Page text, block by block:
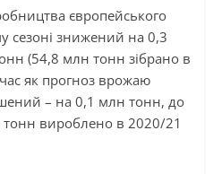
європейського
сезоні знижений на 0,3
(54,8 млн тонн зібрано в
як прогноз врожаю
– на 0,1 млн тонн, до
вироблено в 2020/21